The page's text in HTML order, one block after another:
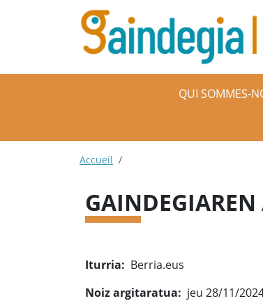
Aller au contenu principal
Navigation principale
QUI SOMMES-
Fil d'Ariane
Accueil
GAINDEGIAREN
Iturria
Berria.eus
Noiz argitaratua
jeu 28/11/